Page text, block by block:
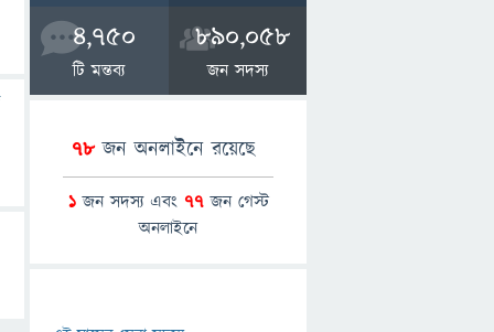
4,750
টি মন্তব্য
890,058
জন সদস্য
78জন অনলাইনে রয়েছে
1জন সদস্য এবং 77জন গেস্ট
অনলাইনে